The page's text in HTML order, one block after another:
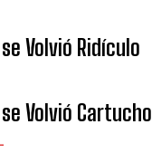
Volvió Ridículo
Volvió Cartucho